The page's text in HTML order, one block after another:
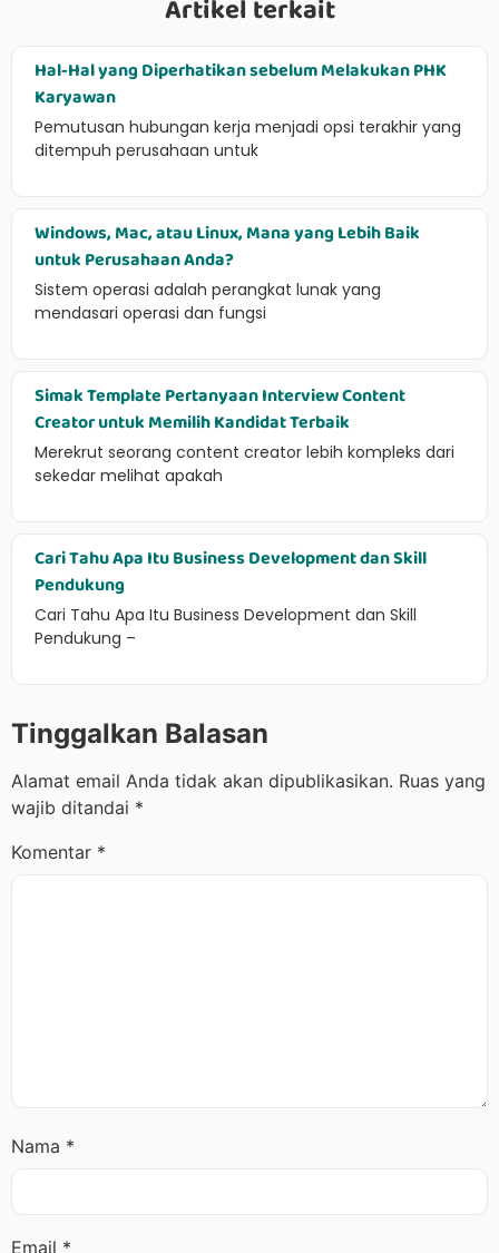
Artikel terkait
Hal-Hal yang Diperhatikan sebelum Melakukan PHK
Karyawan
Pemutusan hubungan kerja menjadi opsi terakhir yang
ditempuh perusahaan untuk
Windows, Mac, atau Linux, Mana yang Lebih Baik
untuk Perusahaan Anda?
Sistem operasi adalah perangkat lunak yang
mendasari operasi dan fungsi
Simak Template Pertanyaan Interview Content
Creator untuk Memilih Kandidat Terbaik
Merekrut seorang content creator lebih kompleks dari
sekedar melihat apakah
Cari Tahu Apa Itu Business Development dan Skill
Pendukung
Cari Tahu Apa Itu Business Development dan Skill
Pendukung –
Tinggalkan Balasan
Alamat email Anda tidak akan dipublikasikan. Ruas yang
wajib ditandai *
Komentar *
Nama *
Email *